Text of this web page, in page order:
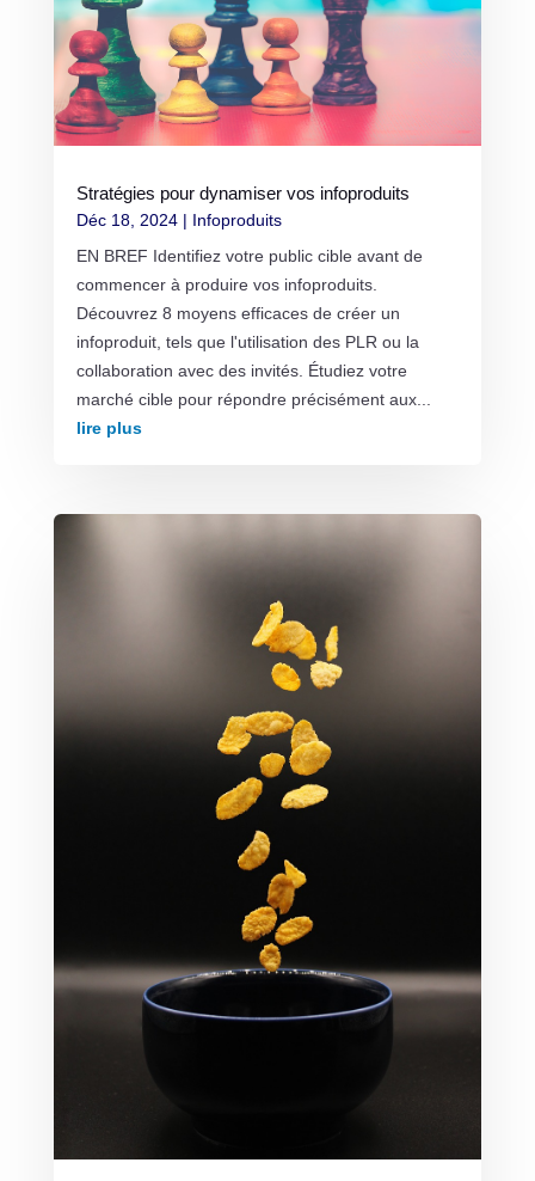
Stratégies pour dynamiser vos infoproduits
Déc 18, 2024| Infoproduits
EN BREF Identifiez votre public cible avant de
commencer à produire vos infoproduits.
Découvrez 8 moyens efficaces de créer un
infoproduit, tels que l'utilisation des PLR ou la
collaboration avec des invités. Étudiez votre
marché cible pour répondre précisément aux...
lire plus